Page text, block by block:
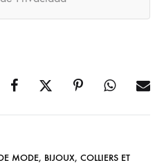
MODE, BIJOUX, COLLIERS ET